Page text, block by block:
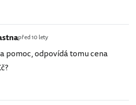
před 10 lety
pomoc, odpovídá tomu cena